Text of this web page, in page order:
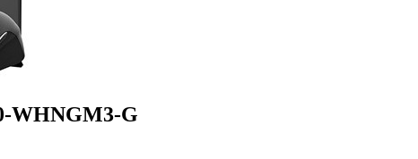
WHNGM3-G